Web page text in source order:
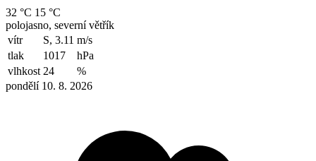
32 °C 15 °C
polojasno, severní větřík
vítr
S, 3.11 m/s
tlak
1017
hPa
vlhkost 24
%
pondělí 10. 8. 2026